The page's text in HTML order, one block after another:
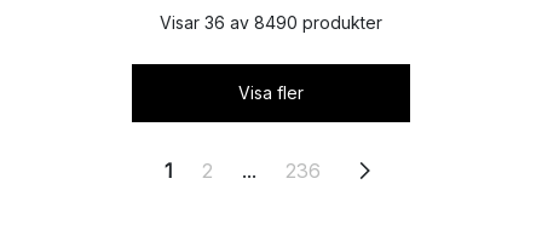
Visar 36 av 8490 produkter
Visa fler
1 2 ... 236